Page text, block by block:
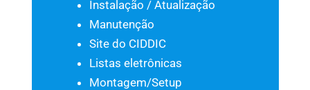
Instalação / Atualização
Manutenção
Site do CIDDIC
Listas eletrônicas
Montagem/Setup